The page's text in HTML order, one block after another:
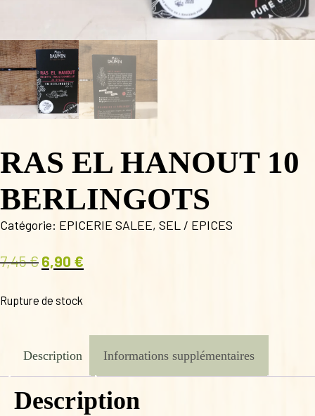
RAS EL HANOUT 10
BERLINGOTS
Catégorie: EPICERIE SALEE, SEL / EPICES
7,45€ Le
initial
6,90 €
Rupture de stock
Description Informations supplémentaires
Description